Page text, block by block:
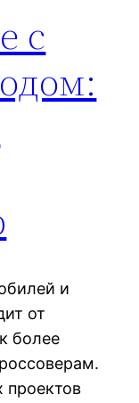
с
и
от
более
проектов